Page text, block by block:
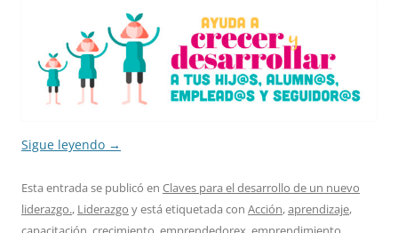
Sigue leyendo →
Esta entrada se publicó en Claves para el desarrollo de un nuevo
liderazgo., Liderazgo y está etiquetada con Acción,aprendizaje,